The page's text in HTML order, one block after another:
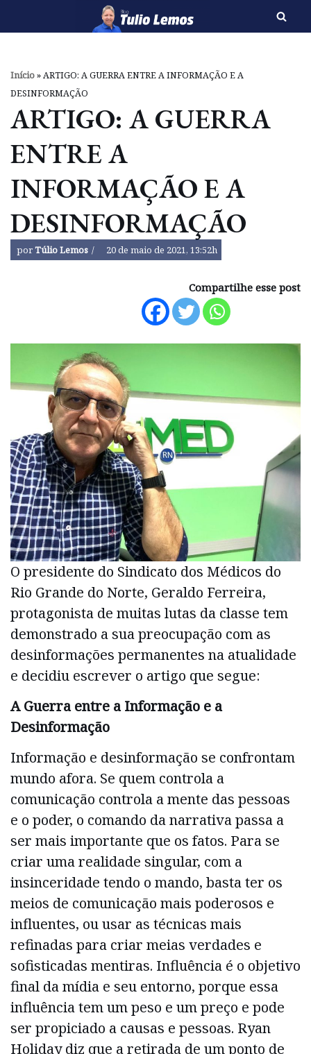
o
conteúdo
Início»ARTIGO: A GUERRA ENTRE A INFORMAÇÃO E A
DESINFORMAÇÃO
ARTIGO: A GUERRA
ENTRE A
INFORMAÇÃO E A
DESINFORMAÇÃO
porTúlio Lemos 20 de maio de 2021, 13:52h
Compartilhe esse post
O presidente do Sindicato dos Médicos do
Rio Grande do Norte, Geraldo Ferreira,
protagonista de muitas lutas da classe tem
demonstrado a sua preocupação com as
desinformações permanentes na atualidade
e decidiu escrever o artigo que segue:
A Guerra entre a Informação e a
Desinformação
Informação e desinformação se confrontam
mundo afora. Se quem controla a
comunicação controla a mente das pessoas
e o poder, o comando da narrativa passa a
ser mais importante que os fatos. Para se
criar uma realidade singular, com a
insinceridade tendo o mando, basta ter os
meios de comunicação mais poderosos e
influentes, ou usar as técnicas mais
refinadas para criar meias verdades e
sofisticadas mentiras. Influência é o objetivo
final da mídia e seu entorno, porque essa
influência tem um peso e um preço e pode
ser propiciado a causas e pessoas. Ryan
Holiday diz que a retirada de um ponto de